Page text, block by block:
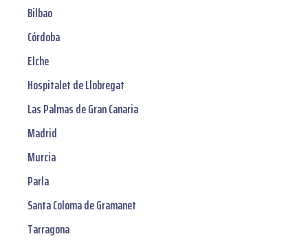
Bilbao
Córdoba
Elche
Hospitalet de Llobregat
Las Palmas de Gran Canaria
Madrid
Murcia
Parla
Santa Coloma de Gramanet
Tarragona